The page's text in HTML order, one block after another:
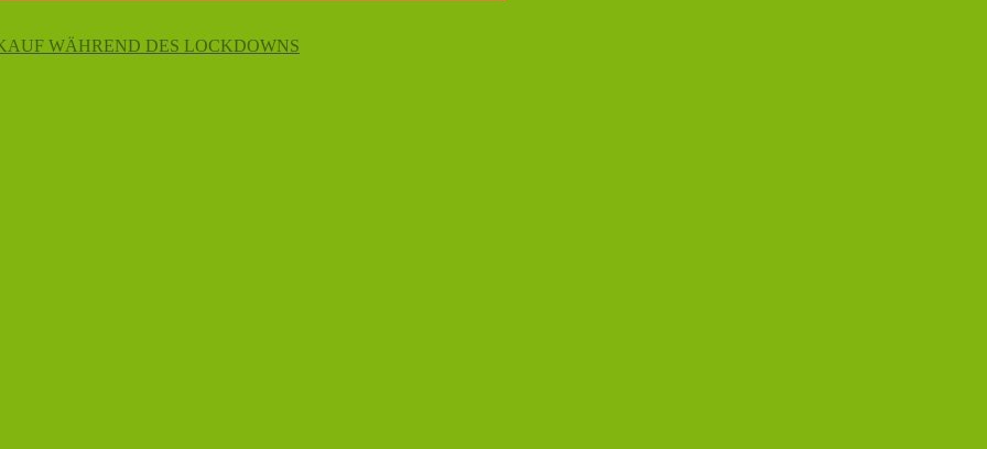
WÄHREND DES LOCKDOWNS